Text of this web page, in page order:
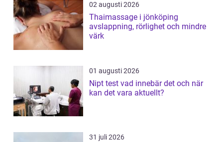
02 augusti 2026
Thaimassage i jönköping
avslappning, rörlighet och mindre
värk
01 augusti 2026
Nipt test vad innebär det och när
kan det vara aktuellt?
31 juli 2026